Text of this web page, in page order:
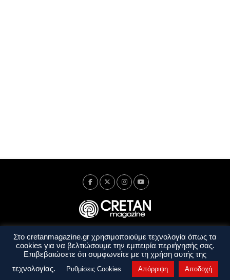
Ταυτότητα Πολιτική Απορρήτου
Όροι Χρήσης
Όροι και Προϋποθέσεις
Στο cretanmagazine.gr χρησιμοποιούμε τεχνολογία όπως τα
cookies για να βελτιώσουμε την εμπειρία περιήγησής σας.
Επιβεβαιώσετε ότι συμφωνείτε με τη χρήση αυτής της
τεχνολογίας.
Ρυθμίσεις Cookies Απόρριψη Αποδοχή